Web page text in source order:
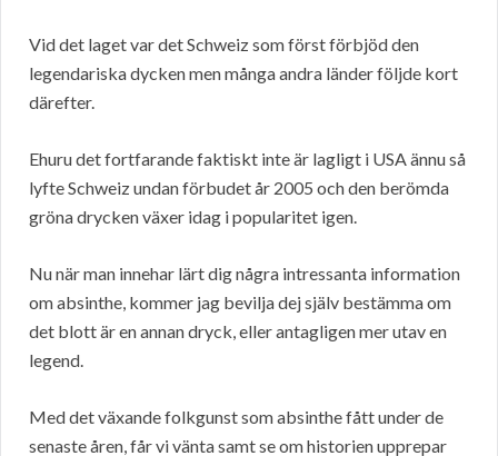
Vid det laget var det Schweiz som först förbjöd den
legendariska dycken men många andra länder följde kort
därefter.
Ehuru det fortfarande faktiskt inte är lagligt i USA ännu så
lyfte Schweiz undan förbudet år 2005 och den berömda
gröna drycken växer idag i popularitet igen.
Nu när man innehar lärt dig några intressanta information
om absinthe, kommer jag bevilja dej själv bestämma om
det blott är en annan dryck, eller antagligen mer utav en
legend.
Med det växande folkgunst som absinthe fått under de
senaste åren, får vi vänta samt se om historien upprepar